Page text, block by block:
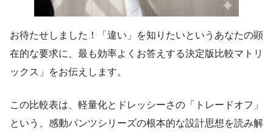
お待たせしました！「違い」を知りたいというあなたの顕
在的な要求に、最も効率よくお答えする決定版比較マトリ
ックス」をお伝えします。
この比較表は、軽量化とドレッシーさの「トレードオフ」
という、感動パンツシリーズの根本的な設計思想を読み解